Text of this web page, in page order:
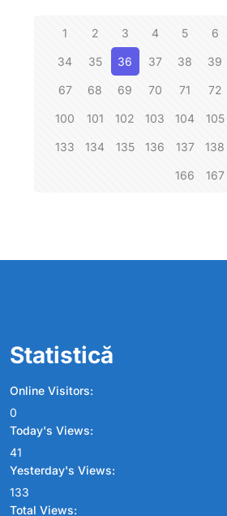
1 2 3 4 5 6
34 35 36 37 38 39
67 68 69 70 71 72
100 101 102 103 104 105
133 134 135 136 137 138
166 167
Statistică
Online Visitors:
0
Today's Views:
41
Yesterday's Views:
133
Total Views: